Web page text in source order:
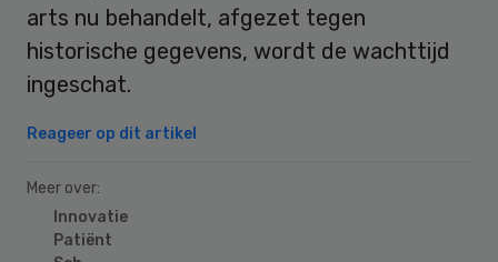
arts nu behandelt, afgezet tegen
historische gegevens, wordt de wachttijd
ingeschat.
Reageer op dit artikel
Meer over:
Innovatie
Patiënt